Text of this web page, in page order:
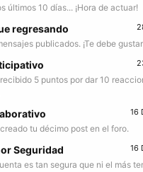
últimos 10 días... ¡Hora de actuar!
regresando
publicados. ¡Te debe
5 puntos por dar 10
16
tu décimo post en el foro.
16
Seguridad
es tan segura que ni el más